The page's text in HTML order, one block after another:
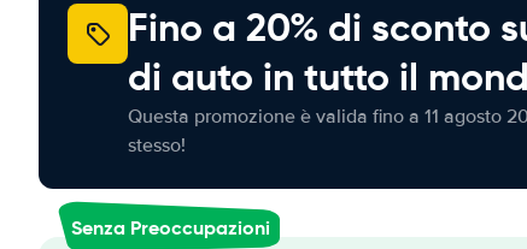
Fino a 20% di sconto
di auto in tutto il
Questa promozione è valida fino a 11 agosto
stesso!
Senza Preoccupazioni